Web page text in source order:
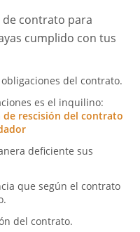
de contrato para
cumplido con tus
del contrato.
es el inquilino:
de rescisión del contrato
deficiente sus
que según el contrato
del contrato.